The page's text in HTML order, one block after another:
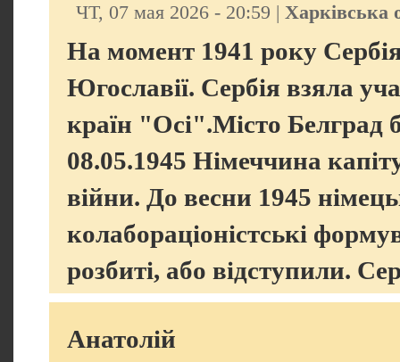
ЧТ, 07 мая 2026 - 20:59 | Харківська
На момент 1941 року
Югославії. Сербія взяла
країн "Осі".Місто Белград
08.05.1945 Німеччина
війни. До весни 1945
колабораціоністські
розбиті, або відступили.
Анатолій